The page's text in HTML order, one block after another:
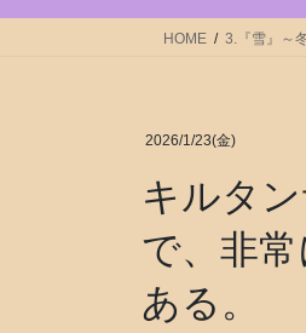
HOME 3.『雪』～
2026/1/23(金)
キルタ
で、非
ある。